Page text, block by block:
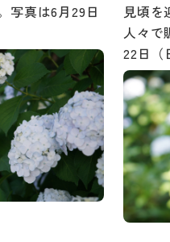
写真は6月29日
見頃を
人々で
22日（